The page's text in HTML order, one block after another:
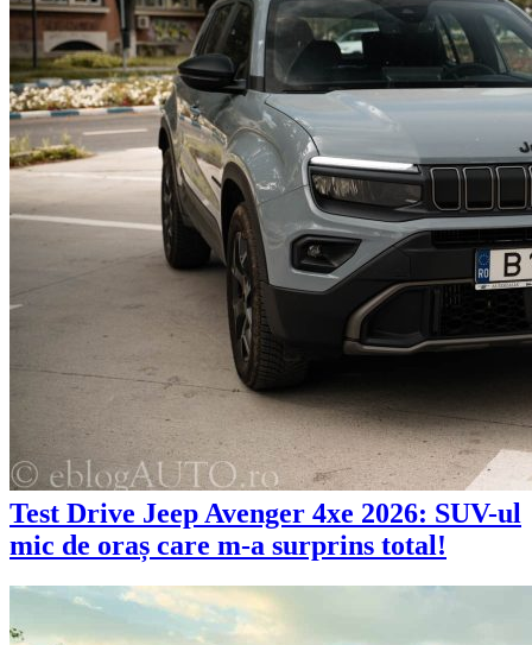
Test Drive Jeep Avenger 4xe 2026: SUV-ul
mic de oraș care m-a surprins total!